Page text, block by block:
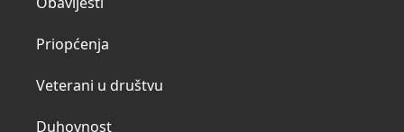
Priopćenja
Veterani u društvu
Duhovnost